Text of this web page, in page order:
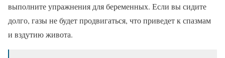
выполните упражнения для беременных. Если вы сидите
долго, газы не будет продвигаться, что приведет к спазмам
и вздутию живота.